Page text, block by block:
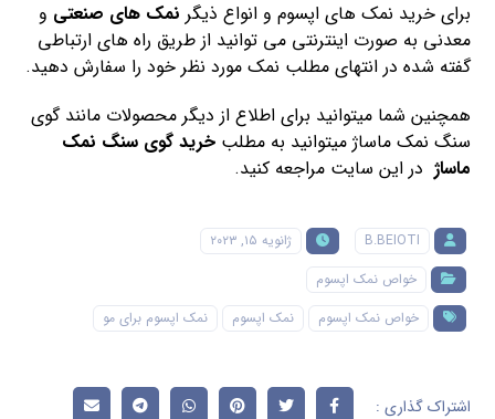
برای خرید نمک های اپسوم و انواع ذیگر نمک های صنعتی و
معدنی به صورت اینترنتی می توانید از طریق راه های ارتباطی
گفته شده در انتهای مطلب نمک مورد نظر خود را سفارش دهید.
همچنین شما میتوانید برای اطلاع از دیگر محصولات مانند گوی
سنگ نمک ماساژ میتوانید به مطلبخرید گوی سنگ نمک
ماساژ در این سایت مراجعه کنید.
B.BEIOTI
ژانویه ۱۵, ۲۰۲۳
خواص نمک اپسوم
خواص نمک اپسوم
نمک اپسوم نمک اپسوم برای مو